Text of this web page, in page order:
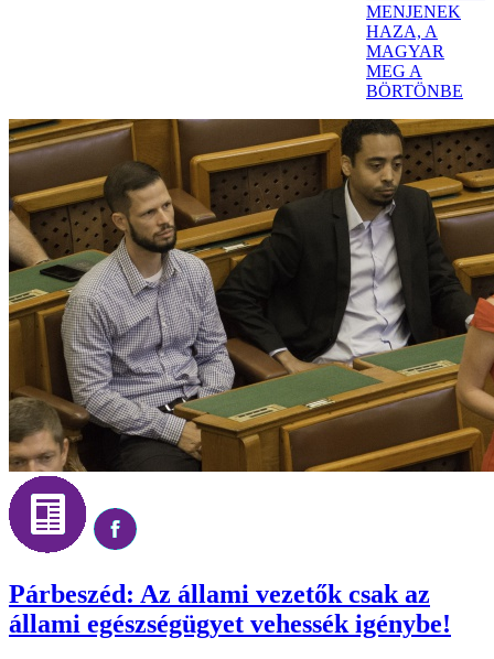
MENJENEK
HAZA, A
MAGYAR
MEG A
BÖRTÖNBE
Párbeszéd: Az állami vezetők csak az
állami egészségügyet vehessék igénybe!